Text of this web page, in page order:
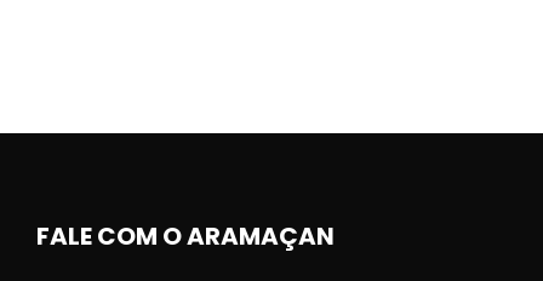
FALE COM O ARAMAÇAN